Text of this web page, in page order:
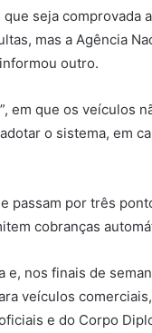
seja comprovada
mas a Agência
outro.
em que os veículos
o sistema, em
passam por três
cobranças
nos finais de
veículos
e do Corpo